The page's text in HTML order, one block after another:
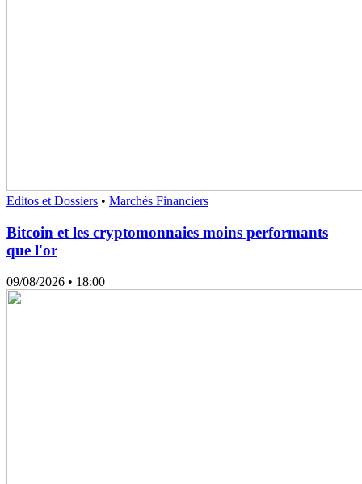
Editos et Dossiers • Marchés Financiers
Bitcoin et les cryptomonnaies moins performants
que l'or
09/08/2026 • 18:00